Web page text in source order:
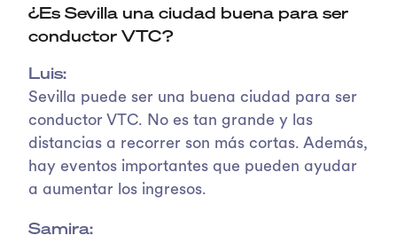
¿Es Sevilla una ciudad buena para ser
conductor VTC?
Luis:
Sevilla puede ser una buena ciudad para ser
conductor VTC. No es tan grande y las
distancias a recorrer son más cortas. Además,
hay eventos importantes que pueden ayudar
a aumentar los ingresos.
Samira: